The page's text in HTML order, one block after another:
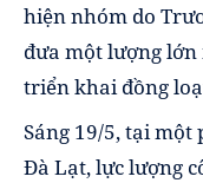
hiện nhóm do
đưa một lượng
triển khai đồng
Sáng 19/5, tại
Đà Lạt, lực lượng